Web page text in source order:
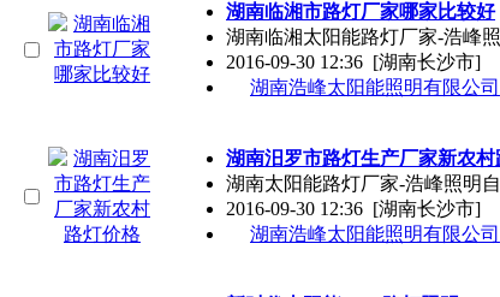
湖南临湘市路灯厂家哪家比较好
湖南临湘太阳能路灯厂家-浩峰
2016-09-30 12:36 [湖南长沙市]
湖南浩峰太阳能照明有限公司
湖南汨罗市路灯生产厂家新农村
湖南太阳能路灯厂家-浩峰照明
2016-09-30 12:36 [湖南长沙市]
湖南浩峰太阳能照明有限公司